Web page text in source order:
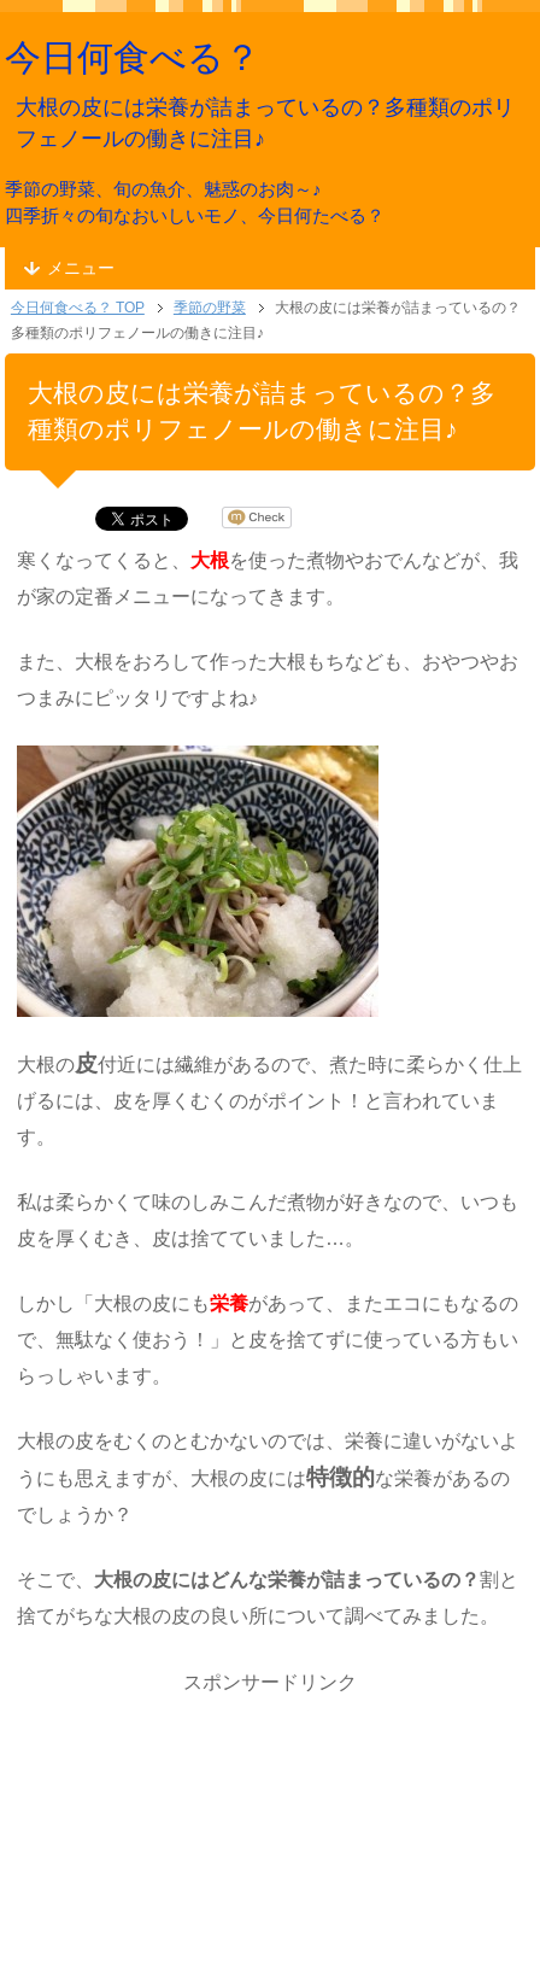
今日何食べる？
大根の皮には栄養が詰まっているの？多種類のポリ
フェノールの働きに注目♪
季節の野菜、旬の魚介、魅惑のお肉～♪
四季折々の旬なおいしいモノ、今日何たべる？
メニュー
今日何食べる？ TOP 季節の野菜
大根の皮には栄養が詰まっているの？
多種類のポリフェノールの働きに注目♪
大根の皮には栄養が詰まっているの？多
種類のポリフェノールの働きに注目♪
寒くなってくると、 大根を使った煮物やおでんなどが、我
が家の定番メニューになってきます。
また、大根をおろして作った大根もちなども、おやつやお
つまみにピッタリですよね♪
大根の皮付近には繊維があるので、煮た時に柔らかく仕上
げるには、皮を厚くむくのがポイント！と言われていま
す。
私は柔らかくて味のしみこんだ煮物が好きなので、いつも
皮を厚くむき、皮は捨てていました…。
しかし「大根の皮にも栄養があって、またエコにもなるの
で、無駄なく使おう！」と皮を捨てずに使っている方もい
らっしゃいます。
大根の皮をむくのとむかないのでは、栄養に違いがないよ
うにも思えますが、大根の皮には特徴的な栄養があるの
でしょうか？
そこで、 大根の皮にはどんな栄養が詰まっているの？割と
捨てがちな大根の皮の良い所について調べてみました。
スポンサードリンク